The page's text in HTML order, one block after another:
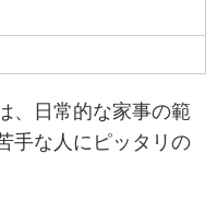
、日常的な家事の範
手な人にピッタリの